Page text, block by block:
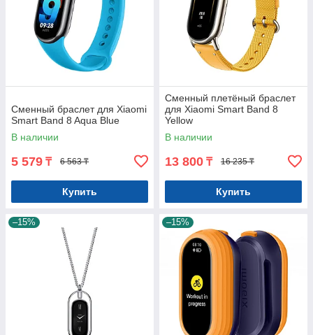
Сменный браслет для Xiaomi
Smart Band 8 Aqua Blue
В наличии
5 579 ₸ 6 563 ₸
Купить
Сменный плетёный браслет
для Xiaomi Smart Band 8
Yellow
В наличии
13 800 ₸ 16 235 ₸
Купить
–15% –15%